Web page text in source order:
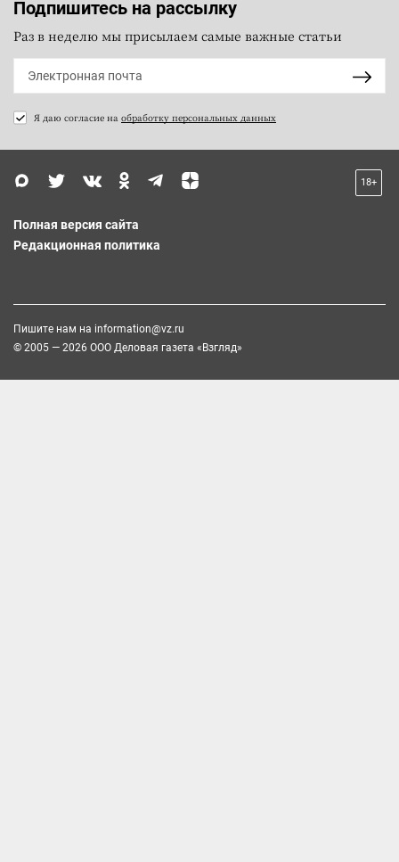
Подпишитесь на рассылку
Раз в неделю мы присылаем самые важные статьи
Я даю согласие на обработку персональных данных
18+
Полная версия сайта
Редакционная политика
Пишите нам на information@vz.ru
© 2005 — 2026 ООО Деловая газета «Взгляд»